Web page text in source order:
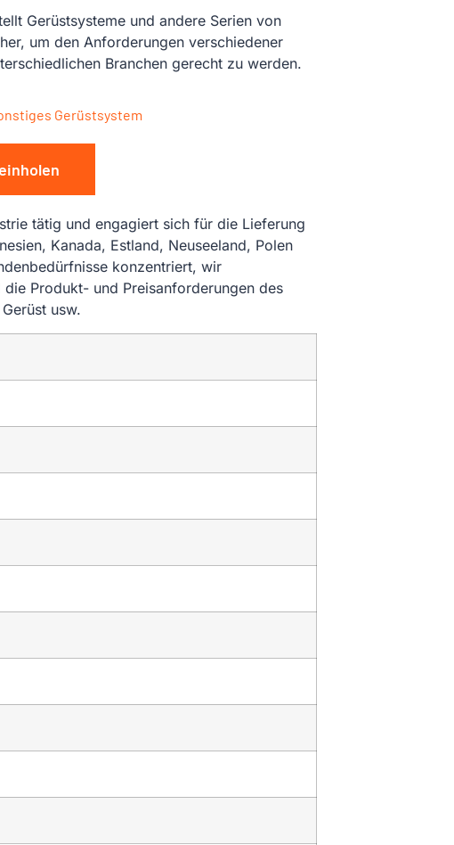
Gerüstsysteme und andere Serien von
um den Anforderungen verschiedener
Branchen gerecht zu werden.
Gerüstsystem
tätig und engagiert sich für die Lieferung
Kanada, Estland, Neuseeland, Polen
konzentriert, wir
Produkt- und Preisanforderungen des
usw.